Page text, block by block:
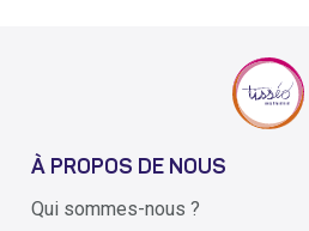
À PROPOS DE NOUS
Qui sommes-nous ?